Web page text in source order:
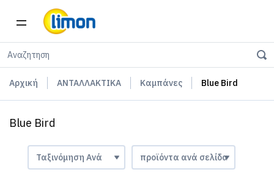
Αρχική ΑΝΤΑΛΛΑΚΤΙΚΑ Καμπάνες Blue Bird
Blue Bird